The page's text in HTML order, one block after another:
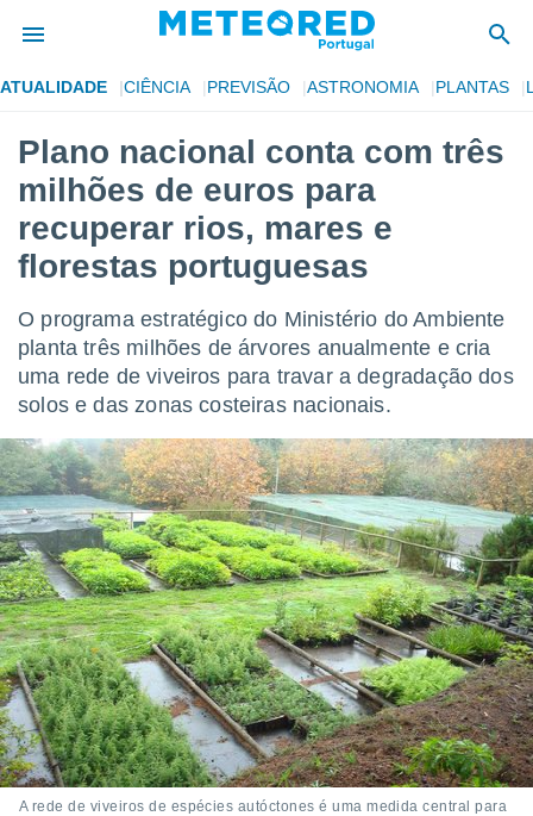
da
foi
para
as
fornecidas
a este
das
e
forma
digital
recolhidas
ou
permite-
a nossa
de alta
botão
ACEITAR
E
CONTINUAR
CONFIGURAÇÕES
ATUALIDADE CIÊNCIA PREVISÃO ASTRONOMIA PLANTAS
Plano nacional conta com três
milhões de euros para
recuperar rios, mares e
florestas portuguesas
O programa estratégico do Ministério do Ambiente
planta três milhões de árvores anualmente e cria
uma rede de viveiros para travar a degradação dos
solos e das zonas costeiras nacionais.
A rede de viveiros de espécies autóctones é uma medida central para